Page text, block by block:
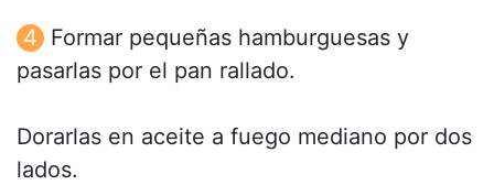
Formar pequeñas hamburguesas y
pasarlas por el pan rallado.
Dorarlas en aceite a fuego mediano por dos
lados.